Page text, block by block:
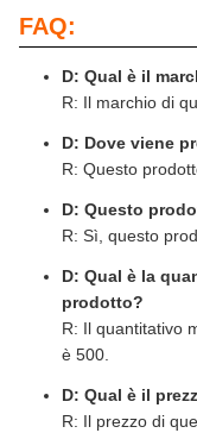
FAQ:
D: Qual è il
R: Il marchio di
D: Dove viene
R: Questo
D: Questo
R: Sì, questo
D: Qual è la
prodotto?
R: Il quantitativo
è 500.
D: Qual è il
R: Il prezzo di